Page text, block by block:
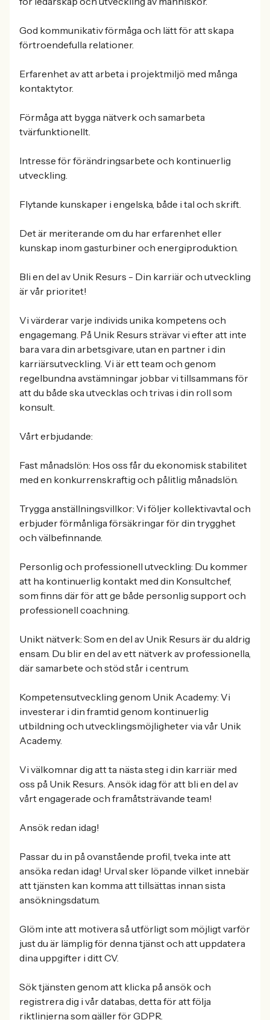
God kommunikativ förmåga och lätt för att skapa
förtroendefulla relationer.
Erfarenhet av att arbeta i projektmiljö med många
kontaktytor.
Förmåga att bygga nätverk och samarbeta
tvärfunktionellt.
Intresse för förändringsarbete och kontinuerlig
utveckling.
Flytande kunskaper i engelska, både i tal och skrift.
Det är meriterande om du har erfarenhet eller
kunskap inom gasturbiner och energiproduktion.
Bli en del av Unik Resurs - Din karriär och utveckling
är vår prioritet!
Vi värderar varje individs unika kompetens och
engagemang. På Unik Resurs strävar vi efter att inte
bara vara din arbetsgivare, utan en partner i din
karriärsutveckling. Vi är ett team och genom
regelbundna avstämningar jobbar vi tillsammans för
att du både ska utvecklas och trivas i din roll som
konsult.
Vårt erbjudande:
Fast månadslön: Hos oss får du ekonomisk stabilitet
med en konkurrenskraftig och pålitlig månadslön.
Trygga anställningsvillkor: Vi följer kollektivavtal och
erbjuder förmånliga försäkringar för din trygghet
och välbefinnande.
Personlig och professionell utveckling: Du kommer
att ha kontinuerlig kontakt med din Konsultchef,
som finns där för att ge både personlig support och
professionell coachning.
Unikt nätverk: Som en del av Unik Resurs är du aldrig
ensam. Du blir en del av ett nätverk av professionella,
där samarbete och stöd står i centrum.
Kompetensutveckling genom Unik Academy: Vi
investerar i din framtid genom kontinuerlig
utbildning och utvecklingsmöjligheter via vår Unik
Academy.
Vi välkomnar dig att ta nästa steg i din karriär med
oss på Unik Resurs. Ansök idag för att bli en del av
vårt engagerade och framåtsträvande team!
Ansök redan idag!
Passar du in på ovanstående profil, tveka inte att
ansöka redan idag! Urval sker löpande vilket innebär
att tjänsten kan komma att tillsättas innan sista
ansökningsdatum.
Glöm inte att motivera så utförligt som möjligt varför
just du är lämplig för denna tjänst och att uppdatera
dina uppgifter i ditt CV.
Sök tjänsten genom att klicka på ansök och
registrera dig i vår databas, detta för att följa
riktlinjerna som gäller för GDPR.